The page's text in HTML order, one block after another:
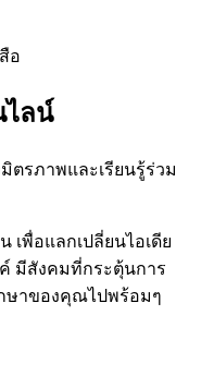
อ
ลน์
ตรภาพและเรียนรู้ร่วม
เพื่อแลกเปลี่ยนไอเดีย
มีสังคมที่กระตุ้นการ
ษาของคุณไปพร้อมๆ